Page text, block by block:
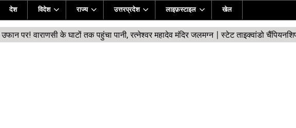
देश विदेश राज्य उत्तरप्रदेश लाइफ़स्टाइल खेल